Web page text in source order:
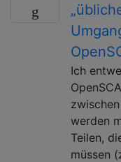
Ich
werden
Teilen,
müssen